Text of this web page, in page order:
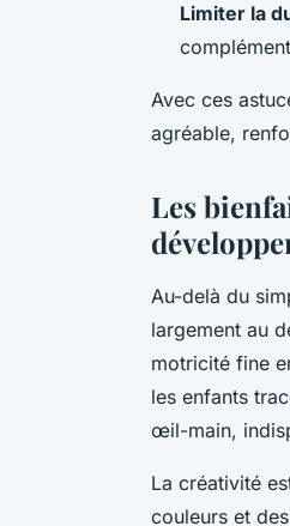
Limiter la
Avec ces
agréable,
Les
Au-delà du
largement au
motricité fine
les enfants
œil-main,
La créativité
couleurs et